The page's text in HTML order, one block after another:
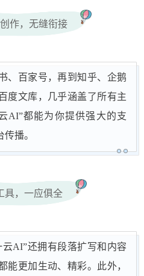
作，无缝衔接
、百家号，再到知乎、企鹅
度文库，几乎涵盖了所有主
AI”都能为你提供强大的支
播。
具，一应俱全
AI”还拥有段落扩写和内容
能更加生动、精彩。此外，